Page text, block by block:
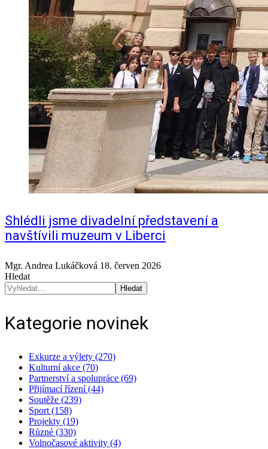
Shlédli jsme divadelní představení a
navštívili muzeum v Liberci
Mgr. Andrea Lukáčková 18. červen 2026
Hledat
Hledat
Kategorie novinek
Exkurze a výlety (270)
Kulturní akce (70)
Partnerství a spolupráce (69)
Přijímací řízení (44)
Soutěže (239)
Sport (158)
Projekty (19)
Různé (330)
Volnočasové aktivity (4)